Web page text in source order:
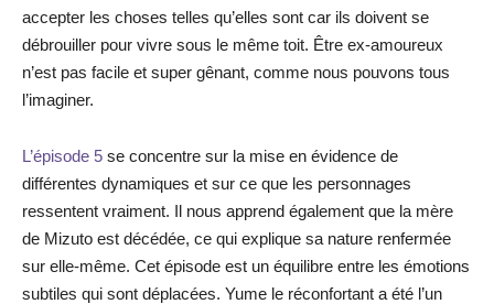
accepter les choses telles qu’elles sont car ils doivent se
débrouiller pour vivre sous le même toit. Être ex-amoureux
n’est pas facile et super gênant, comme nous pouvons tous
l’imaginer.
L’épisode 5 se concentre sur la mise en évidence de
différentes dynamiques et sur ce que les personnages
ressentent vraiment. Il nous apprend également que la mère
de Mizuto est décédée, ce qui explique sa nature renfermée
sur elle-même. Cet épisode est un équilibre entre les émotions
subtiles qui sont déplacées. Yume le réconfortant a été l’un